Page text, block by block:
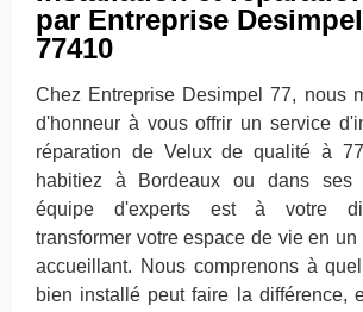
par Entreprise
77410
Chez Entreprise Desimpel 77, nous
d'honneur à vous offrir un service
réparation de Velux de qualité à
habitiez à Bordeaux ou dans ses
équipe d'experts est à votre
transformer votre espace de vie en
accueillant. Nous comprenons à
bien installé peut faire la différence,